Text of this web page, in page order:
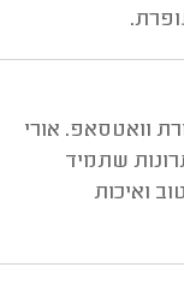
וואטסאפ. אורי
שתמיד
ואיכות